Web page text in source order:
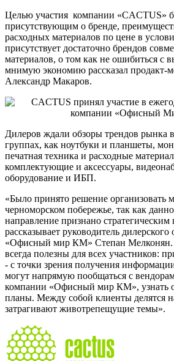
Целью участия компании «CACTUS»
присутствующим о бренде,
расходных материалов по цене в
присутствует достаточно брендов
материалов, о том как не ошибиться с
мнимую экономию рассказал продакт-
Александр Макаров.
Дилеров ждали обзоры трендов рынка
группах, как ноутбуки и планшеты,
печатная техника и расходные
комплектующие и аксессуары,
оборудование и ИБП.
«Было принято решение организовать
черноморском побережье, так как
направление признано стратегическим
рассказывает руководитель
«Офисный мир КМ» Степан Мелконян.
всегда полезны для всех участников:
- с точки зрения получения
могут напрямую пообщаться с
компании «Офисный мир КМ», узнать
планы. Между собой клиенты делятся
затрагивают животрепещущие темы».